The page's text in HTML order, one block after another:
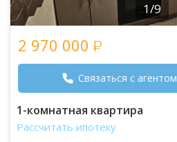
1/9
2 970 000
Связаться с агентом
1-комнатная квартира
Рассчитать ипотеку